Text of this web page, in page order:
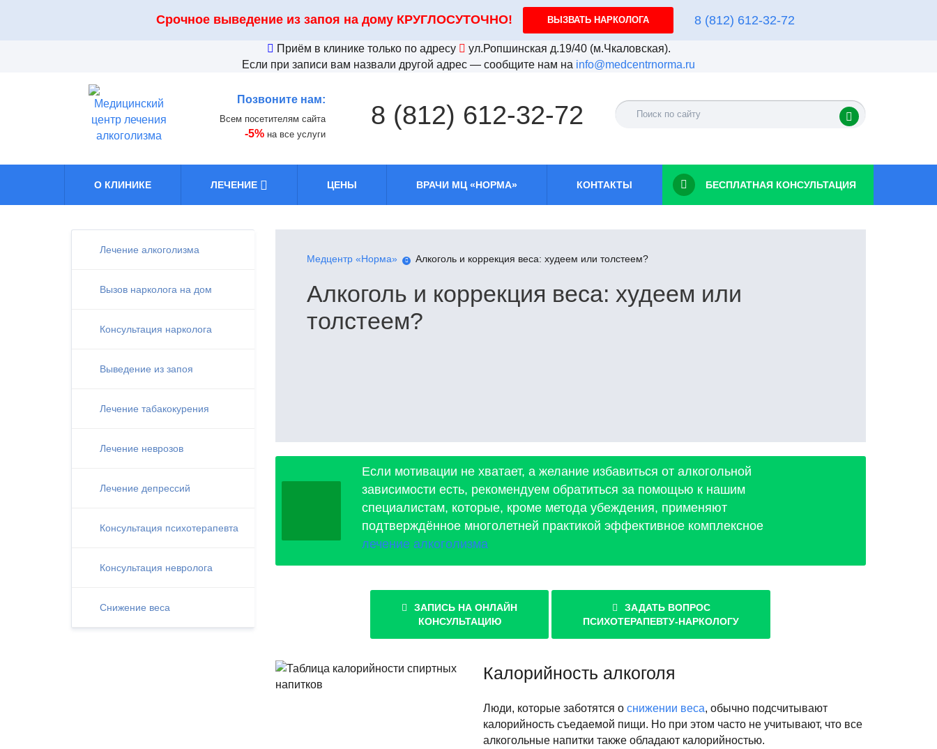
Срочное выведение из запоя на дому КРУГЛОСУТОЧНО! ВЫЗВАТЬ НАРКОЛОГА 8 (812) 612-32-72
Приём в клинике только по адресу ул.Ропшинская д.19/40(м.Чкаловская).
Если при записи вам назвали другой адрес — сообщите нам на info@medcentrnorma.ru
Позвоните нам:
Всем посетителям сайта
-5% на все услуги
8 (812) 612-32-72
О КЛИНИКЕ ЛЕЧЕНИЕ ЦЕНЫ ВРАЧИ МЦ «НОРМА» КОНТАКТЫ БЕСПЛАТНАЯ КОНСУЛЬТАЦИЯ
Лечение алкоголизма
Вызов нарколога на дом
Консультация нарколога
Выведение из запоя
Лечение табакокурения
Лечение неврозов
Лечение депрессий
Консультация психотерапевта
Консультация невролога
Снижение веса
Медцентр «Норма» Алкоголь и коррекция веса: худеем или толстеем?
Алкоголь и коррекция веса: худеем или
толстеем?
Если мотивации не хватает, а желание избавиться от алкогольной
зависимости есть, рекомендуем обратиться за помощью к нашим
специалистам, которые, кроме метода убеждения, применяют
подтверждённое многолетней практикой эффективное комплексное
лечение алкоголизма
ЗАПИСЬ НА ОНЛАЙН
КОНСУЛЬТАЦИЮ
ЗАДАТЬ ВОПРОС
ПСИХОТЕРАПЕВТУ-НАРКОЛОГУ
Калорийность алкоголя
Люди, которые заботятся о снижении веса, обычно подсчитывают
калорийность съедаемой пищи. Но при этом часто не учитывают, что все
алкогольные напитки также обладают калорийностью.